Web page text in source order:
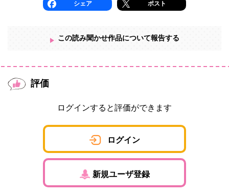
シェア ポスト
この読み聞かせ作品について報告する
評価
ログインすると評価ができます
ログイン
新規ユーザ登録